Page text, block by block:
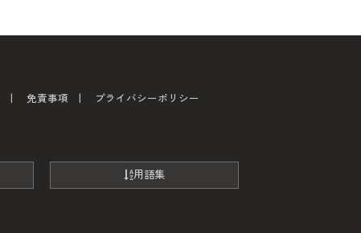
免責事項 プライバシーポリシー
用語集